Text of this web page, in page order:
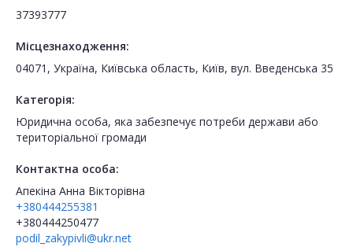
37393777
Місцезнаходження:
04071, Україна, Київська область, Київ, вул. Введенська 35
Категорія:
Юридична особа, яка забезпечує потреби держави або
територіальної громади
Контактна особа:
Апекіна Анна Вікторівна
+380444255381
+380444250477
podil_zakypivli@ukr.net